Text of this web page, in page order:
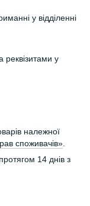
у відділенні
у
належної
споживачів».
14 днів з